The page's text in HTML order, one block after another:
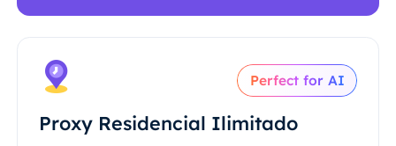
Perfect for AI
Proxy Residencial Ilimitado